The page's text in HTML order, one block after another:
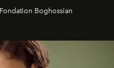
un itinéraire
devient le souvenir
Boghossian